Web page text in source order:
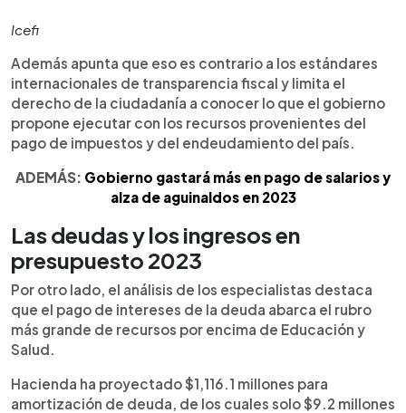
Icefi
Además apunta que eso es contrario a los estándares
internacionales de transparencia fiscal y limita el
derecho de la ciudadanía a conocer lo que el gobierno
propone ejecutar con los recursos provenientes del
pago de impuestos y del endeudamiento del país.
ADEMÁS: Gobierno gastará más en pago de salarios y
alza de aguinaldos en 2023
Las deudas y los ingresos en
presupuesto 2023
Por otro lado, el análisis de los especialistas destaca
que el pago de intereses de la deuda abarca el rubro
más grande de recursos por encima de Educación y
Salud.
Hacienda ha proyectado $1,116.1 millones para
amortización de deuda, de los cuales solo $9.2 millones